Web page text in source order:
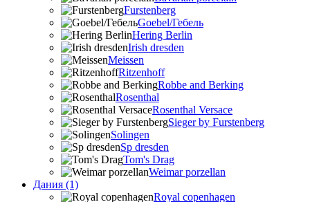
Furstenberg
Goebel/Гебель
Hering Berlin
Irish dresden
Meissen
Ritzenhoff
Robbe and Berking
Rosenthal
Rosenthal Versace
Sieger by Furstenberg
Solingen
Sp dresden
Tom's Drag
Weimar porzellan
Дания (1)
Royal copenhagen